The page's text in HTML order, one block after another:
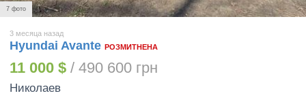
7 фото
3 месяца назад
Hyundai Avante РОЗМИТНЕНА
11 000 $ / 490 600 грн
Николаев